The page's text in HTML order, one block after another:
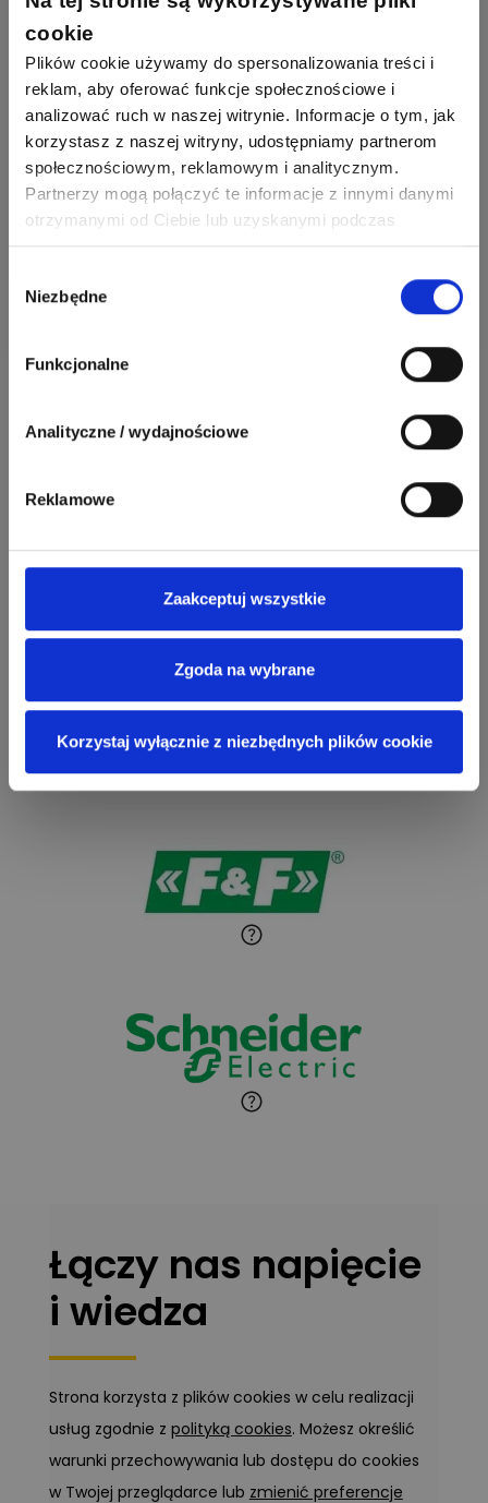
cookie
Plików cookie używamy do spersonalizowania treści i
reklam, aby oferować funkcje społecznościowe i
analizować ruch w naszej witrynie. Informacje o tym, jak
korzystasz z naszej witryny, udostępniamy partnerom
społecznościowym, reklamowym i analitycznym.
Partnerzy mogą połączyć te informacje z innymi danymi
otrzymanymi od Ciebie lub uzyskanymi podczas
korzystania z ich usług. Dzięki Twojej zgodzie możemy
preferencji.
zgody
Niezbędne
Funkcjonalne
Analityczne / wydajnościowe
Reklamowe
Zaakceptuj wszystkie
Zgoda na wybrane
Korzystaj wyłącznie z niezbędnych plików cookie
Zaloguj przez Facebooka
Zaloguj się i zadaj pytanie
Nie masz jeszcze konta?Załóż konto.
Patroni serwisu:
Łączy nas napięcie
i wiedza
Strona korzysta z plików cookies w celu realizacji
usług zgodnie z polityką cookies. Możesz określić
warunki przechowywania lub dostępu do cookies
w Twojej przeglądarce lub zmienić preferencje